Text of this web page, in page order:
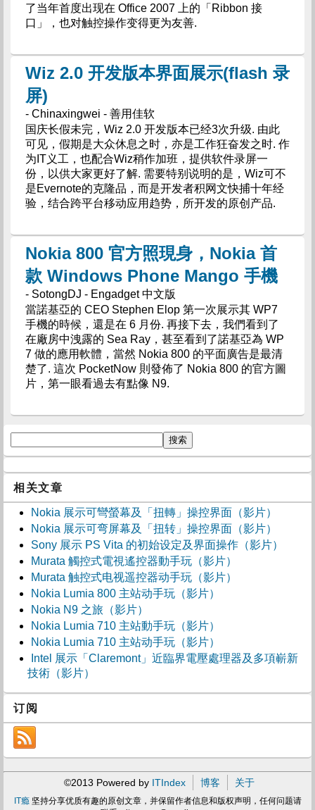
了当年首度出现在 Office 2007 上的「Ribbon 接
口」，也对触控操作变得更为友善.
Wiz 2.0 开发版本界面展示(flash 录
屏)
- Chinaxingwei - 善用佳软
国庆长假未完，Wiz 2.0 开发版本已经3次升级. 由此
可见，假期是大众休息之时，亦是工作狂奋发之时. 作
为IT义工，也配合Wiz稍作加班，提供软件录屏一
份，以供大家更好了解. 需要特别说明的是，Wiz可不
是Evernote的克隆品，而是开发者积网文快捕十年经
验，结合跨平台移动应用趋势，所开发的原创产品.
Nokia 800 官方照現身，Nokia 首
款 Windows Phone Mango 手機
- SotongDJ - Engadget 中文版
當諾基亞的 CEO Stephen Elop 第一次展示其 WP7
手機的時候，還是在 6 月份. 再接下去，我們看到了
在廠房中洩露的 Sea Ray，甚至看到了諾基亞為 WP
7 做的應用軟體，當然 Nokia 800 的平面廣告是最清
楚了. 這次 PocketNow 則發佈了 Nokia 800 的官方圖
片，第一眼看過去有點像 N9.
相关文章
Nokia 展示可彎螢幕及「扭轉」操控界面（影片）
Nokia 展示可弯屏幕及「扭转」操控界面（影片）
Sony 展示 PS Vita 的初始设定及界面操作（影片）
Murata 觸控式電視遙控器動手玩（影片）
Murata 触控式电视遥控器动手玩（影片）
Nokia Lumia 800 主站动手玩（影片）
Nokia N9 之旅（影片）
Nokia Lumia 710 主站動手玩（影片）
Nokia Lumia 710 主站动手玩（影片）
Intel 展示「Claremont」近臨界電壓處理器及多項嶄新
技術（影片）
订阅
©2013 Powered by ITIndex 博客 关于
IT瘾坚持分享优质有趣的原创文章，并保留作者信息和版权声明，任何问题请